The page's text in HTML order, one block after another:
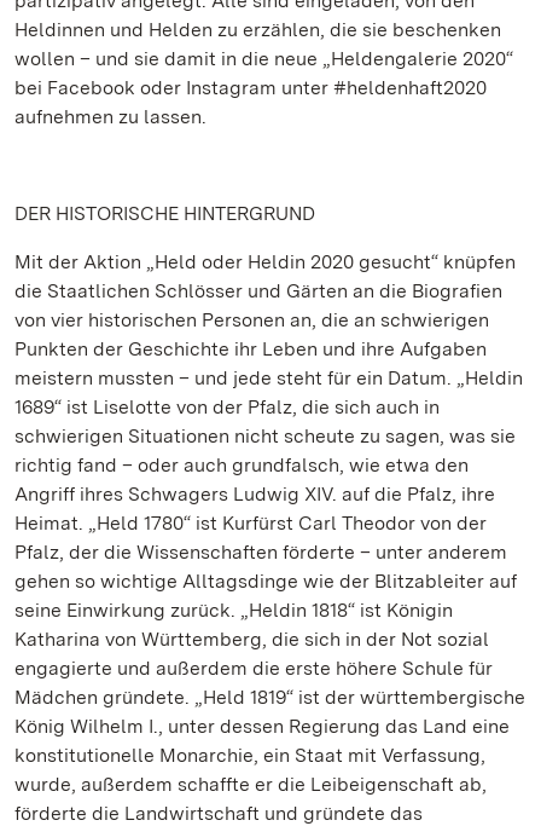
Heldinnen und Helden zu erzählen, die sie beschenken
wollen – und sie damit in die neue „Heldengalerie 2020“
bei Facebook oder Instagram unter #heldenhaft2020
aufnehmen zu lassen.
DER HISTORISCHE HINTERGRUND
Mit der Aktion „Held oder Heldin 2020 gesucht“ knüpfen
die Staatlichen Schlösser und Gärten an die Biografien
von vier historischen Personen an, die an schwierigen
Punkten der Geschichte ihr Leben und ihre Aufgaben
meistern mussten – und jede steht für ein Datum. „Heldin
1689“ ist Liselotte von der Pfalz, die sich auch in
schwierigen Situationen nicht scheute zu sagen, was sie
richtig fand – oder auch grundfalsch, wie etwa den
Angriff ihres Schwagers Ludwig XIV. auf die Pfalz, ihre
Heimat. „Held 1780“ ist Kurfürst Carl Theodor von der
Pfalz, der die Wissenschaften förderte – unter anderem
gehen so wichtige Alltagsdinge wie der Blitzableiter auf
seine Einwirkung zurück. „Heldin 1818“ ist Königin
Katharina von Württemberg, die sich in der Not sozial
engagierte und außerdem die erste höhere Schule für
Mädchen gründete. „Held 1819“ ist der württembergische
König Wilhelm I., unter dessen Regierung das Land eine
konstitutionelle Monarchie, ein Staat mit Verfassung,
wurde, außerdem schaffte er die Leibeigenschaft ab,
förderte die Landwirtschaft und gründete das